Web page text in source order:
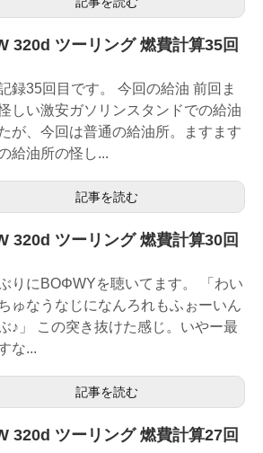
320d ツーリング 燃費計算35回
録35回目です。 今回の給油 前回ま
しい激安ガソリンスタンドでの給油
が、今回は普通の給油所。ますます
給油所の怪し...
記事を読む
320d ツーリング 燃費計算30回
りにBOΦWYを聴いてます。 「わい
ゅなうなじになんろれもふぉーいん
♪」 この突き抜けた感じ。いやー最
な...
記事を読む
320d ツーリング 燃費計算27回